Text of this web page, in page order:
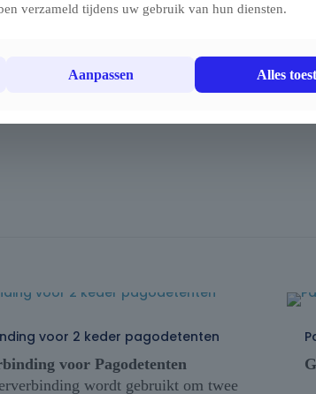
en een strakke uitstraling voor uw
voor 2 keder pagodetenten
voor Pagodetenten
wordt gebruikt om twee
verzameld tijdens uw gebruik van hun diensten.
Aanpassen Alles